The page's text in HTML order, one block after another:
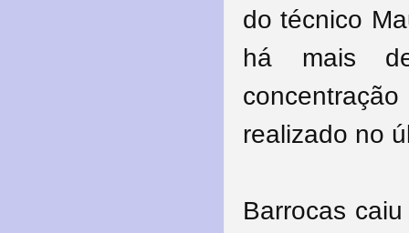
do técnico
há mais
realizado no
Barrocas